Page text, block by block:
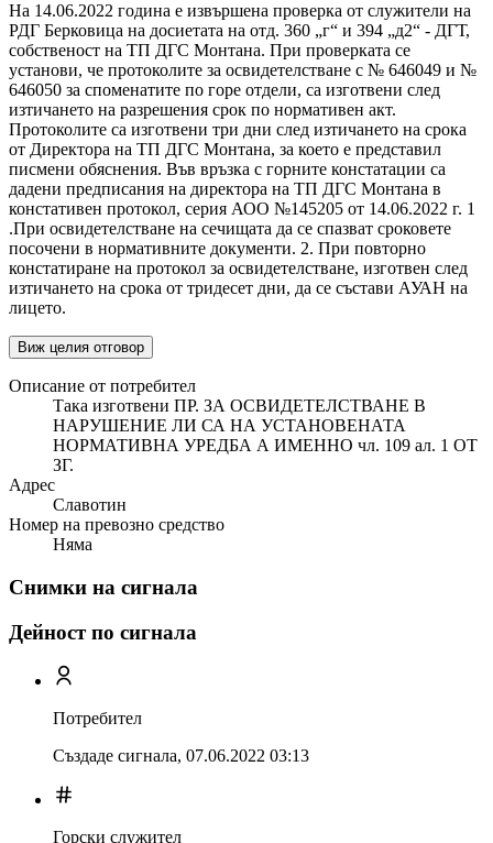
На 14.06.2022 година е извършена проверка от служители на
РДГ Берковица на досиетата на отд. 360 „г“ и 394 „д2“ - ДГТ,
собственост на ТП ДГС Монтана. При проверката се
установи, че протоколите за освидетелстване с № 646049 и №
646050 за споменатите по горе отдели, са изготвени след
изтичането на разрешения срок по нормативен акт.
Протоколите са изготвени три дни след изтичането на срока
от Директора на ТП ДГС Монтана, за което е представил
писмени обяснения. Във връзка с горните констатации са
дадени предписания на директора на ТП ДГС Монтана в
констативен протокол, серия АОО №145205 от 14.06.2022 г. 1
.При освидетелстване на сечищата да се спазват сроковете
посочени в нормативните документи. 2. При повторно
констатиране на протокол за освидетелстване, изготвен след
изтичането на срока от тридесет дни, да се състави АУАН на
лицето.
Виж целия отговор
Описание от потребител
Така изготвени ПР. ЗА ОСВИДЕТЕЛСТВАНЕ В
НАРУШЕНИЕ ЛИ СА НА УСТАНОВЕНАТА
НОРМАТИВНА УРЕДБА А ИМЕННО чл. 109 ал. 1 ОТ
ЗГ.
Адрес
Славотин
Номер на превозно средство
Няма
Снимки на сигнала
Дейност по сигнала
Потребител
Създаде сигнала, 07.06.2022 03:13
Горски служител